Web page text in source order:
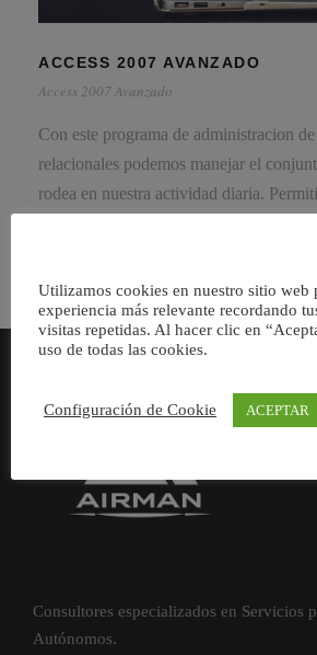
ACCESS 2007 AVANZADO
Access 2007 Avanzado
Con este programa de administracion de
relacionales podemos manejar el
rodea en nuestra actividad diaria.
Consultores especializados en Servicios
Autónomos.
Utilizamos cookies en nuestro sitio web
experiencia más relevante recordando
visitas repetidas. Al hacer clic en
uso de todas las cookies.
Configuración de Cookie ACEPTAR